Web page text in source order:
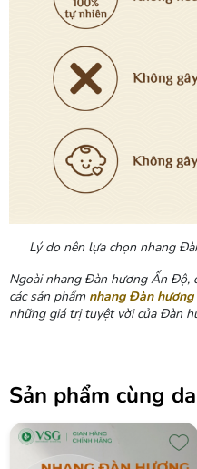
Lý do nên lựa chọn nhang
Ngoài nhang Đàn hương Ấn Độ,
các sản phẩm nhang Đàn hương
những giá trị tuyệt vời của Đàn
Sản phẩm cùng